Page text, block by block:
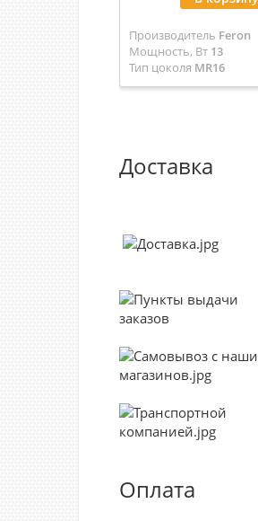
Производитель Feron
Мощность, Вт 13
Тип цоколя MR16
Артикул51409
Доставка
Оплата